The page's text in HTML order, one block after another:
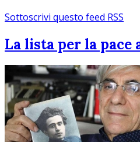
Sottoscrivi questo feed RSS
La lista per la